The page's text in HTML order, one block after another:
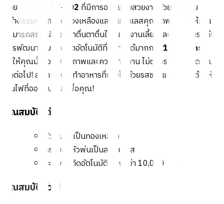
ด้วย หัวพ่นไฟ GT-202 ที่มีการออกแบบสวยงามด้วยสีดำ-ส้ม
สร้างสรรค์จากวัสดุทองเหลืองและสแตนเลสคุณภาพสูง ทำให้คุณ
สามารถสร้างเสียงที่น่าตื่นตาตื่นใจในทุกงานเลี้ยงและมื้ออาหาร ได้รับ
การพัฒนาระบบจุดติดอัตโนมัติที่ใช้งานได้มากกว่า 10,000 ครั้ง
ทำให้คุณมั่นใจในคุณภาพและความทนทาน ไม่ต้องรอให้ไฟติดนานๆ
อีกต่อไป! สนุกกับการทำอาหารที่เต็มไปด้วยรสชาติและสไตล์ ด้วยหัว
พ่นไฟที่ออกแบบมาเพื่อคุณ!
คุณสมบัติเด่น
หัวพ่นไฟเป็นทองเหลือง
กระบอกหัวพ่นเป็นสแตนเลส
ระบบจุดติดอัตโนมัติ มากกว่า 10,000 ครั้ง
คุณสมบัติทั่วไป